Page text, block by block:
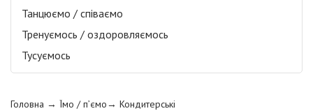
Танцюємо / співаємо
Тренуємось / оздоровляємось
Тусуємось
Головна → Їмо / п’ємо→ Кондитерські